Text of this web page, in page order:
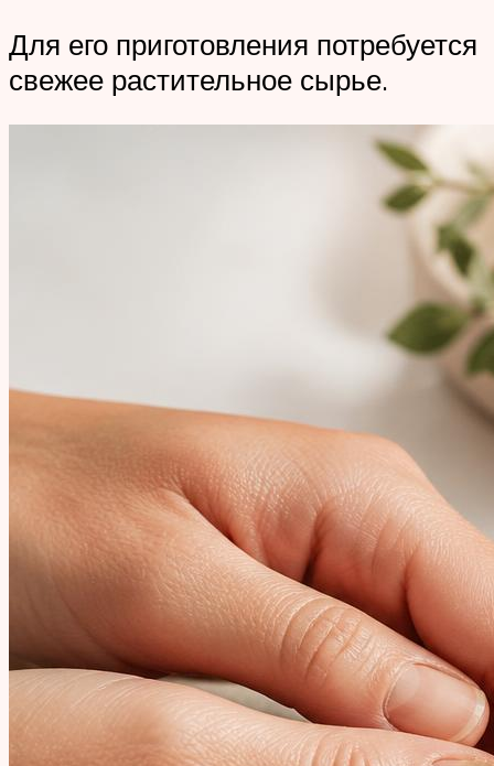
Для его приготовления потребуется
свежее растительное сырье.